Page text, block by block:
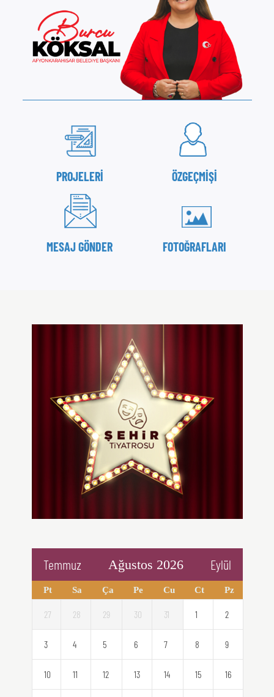
PROJELERİ ÖZGEÇMİŞİ
MESAJ GÖNDER FOTOĞRAFLARI
Temmuz Ağustos 2026 Eylül
Pt Sa Ça Pe Cu Ct Pz
27 28 29 30 31 1 2
3 4 5 6 7 8 9
10 11 12 13 14 15 16